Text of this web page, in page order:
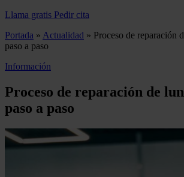
Llama gratis Pedir cita
Portada » Actualidad » Proceso de reparación
paso a paso
Información
Proceso de reparación de
paso a paso